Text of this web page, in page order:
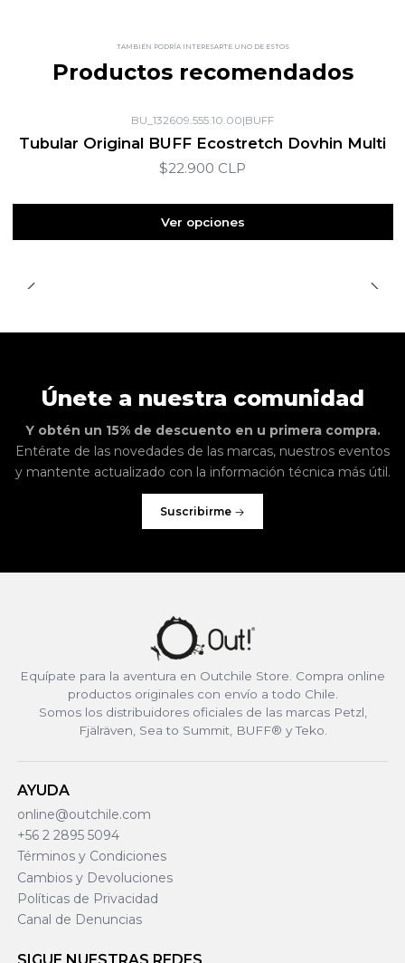
TAMBIÉN PODRÍA INTERESARTE UNO DE ESTOS
Productos recomendados
BU_132609.555.10.00|BUFF
Tubular Original BUFF Ecostretch Dovhin Multi
$22.900 CLP
Ver opciones
Únete a nuestra comunidad
Y obtén un 15% de descuento en u primera compra.
Entérate de las novedades de las marcas, nuestros eventos
y mantente actualizado con la información técnica más útil.
Suscribirme
Equípate para la aventura en Outchile Store. Compra online
productos originales con envío a todo Chile.
Somos los distribuidores oficiales de las marcas Petzl,
Fjälräven, Sea to Summit, BUFF® y Teko.
AYUDA
online@outchile.com
+56 2 2895 5094
Términos y Condiciones
Cambios y Devoluciones
Políticas de Privacidad
Canal de Denuncias
SIGUE NUESTRAS REDES